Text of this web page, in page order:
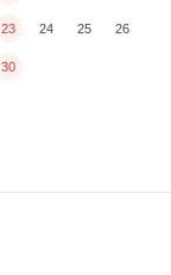
23 24 25 26
30